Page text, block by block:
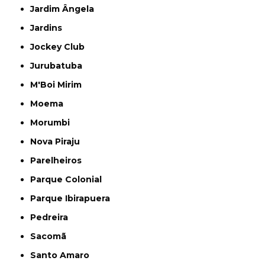
Jardim Ângela
Jardins
Jockey Club
Jurubatuba
M'Boi Mirim
Moema
Morumbi
Nova Piraju
Parelheiros
Parque Colonial
Parque Ibirapuera
Pedreira
Sacomã
Santo Amaro